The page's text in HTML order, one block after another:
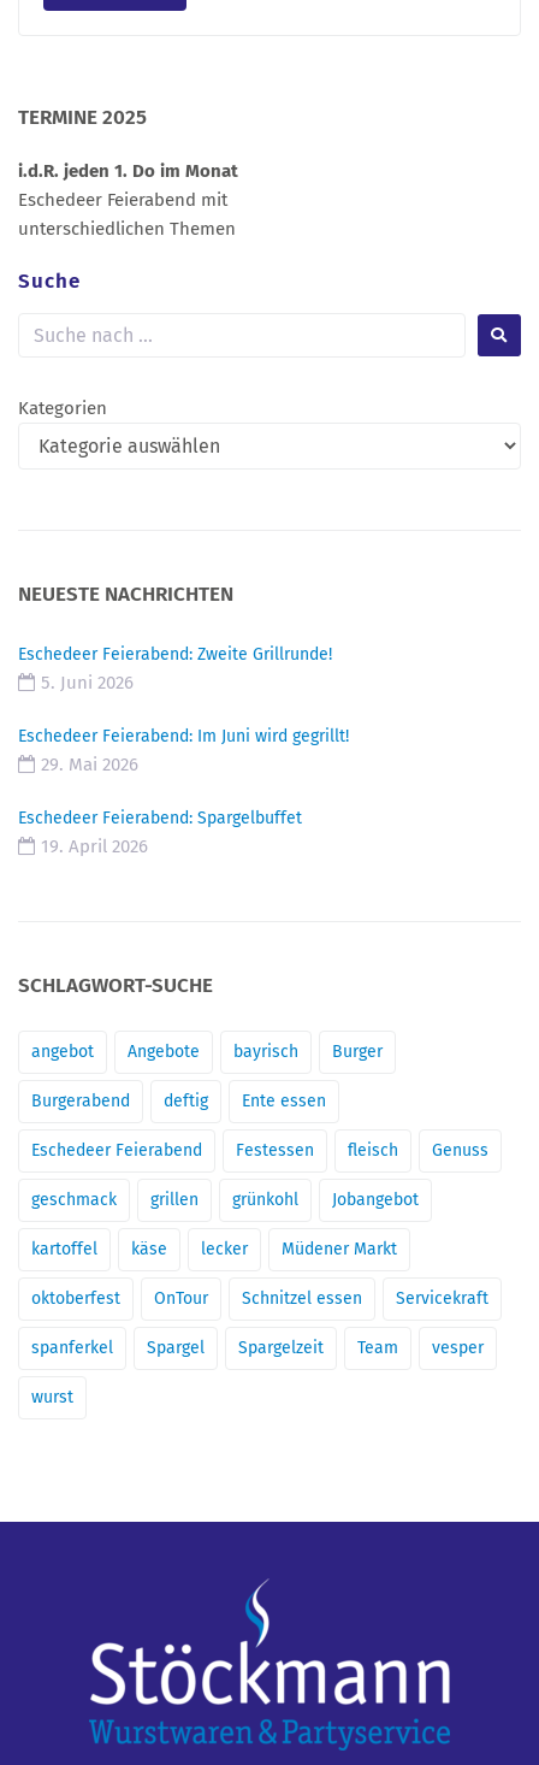
TERMINE 2025
i.d.R. jeden 1. Do im Monat
Eschedeer Feierabend mit
unterschiedlichen Themen
Suche
Kategorien
NEUESTE NACHRICHTEN
Eschedeer Feierabend: Zweite Grillrunde!
5. Juni 2026
Eschedeer Feierabend: Im Juni wird gegrillt!
29. Mai 2026
Eschedeer Feierabend: Spargelbuffet
19. April 2026
SCHLAGWORT-SUCHE
angebot Angebote bayrisch Burger
Burgerabend deftig Ente essen
Eschedeer Feierabend Festessen fleisch Genuss
geschmack grillen grünkohl Jobangebot
kartoffel käse lecker Müdener Markt
oktoberfest OnTour Schnitzel essen Servicekraft
spanferkel Spargel Spargelzeit Team vesper
wurst